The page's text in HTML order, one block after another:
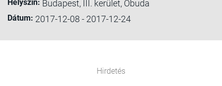
Helyszín: Budapest, III. kerület, Óbuda
Dátum: 2017-12-08 - 2017-12-24
Hirdetés